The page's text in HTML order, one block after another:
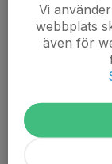
Vid frågor och
Catrine Loqvist
070-641 22 29
Bilderna på
lagen om
Handbolls
Vi
webbplats
även för